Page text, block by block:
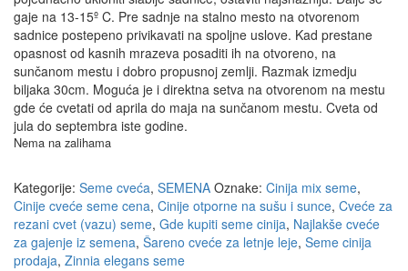
gaje na 13-15º C. Pre sadnje na stalno mesto na otvorenom
sadnice postepeno privikavati na spoljne uslove. Kad prestane
opasnost od kasnih mrazeva posaditi ih na otvoreno, na
sunčanom mestu i dobro propusnoj zemlji. Razmak izmedju
biljaka 30cm. Moguća je i direktna setva na otvorenom na mestu
gde će cvetati od aprila do maja na sunčanom mestu. Cveta od
jula do septembra iste godine.
Nema na zalihama
Kategorije: Seme cveća, SEMENA Oznake: Cinija mix seme,
Cinije cveće seme cena, Cinije otporne na sušu i sunce, Cveće za
rezani cvet (vazu) seme, Gde kupiti seme cinija, Najlakše cveće
za gajenje iz semena, Šareno cveće za letnje leje, Seme cinija
prodaja, Zinnia elegans seme